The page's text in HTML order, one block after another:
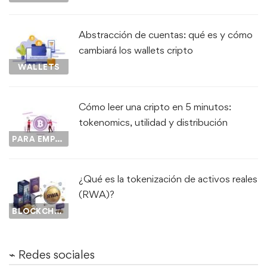
WALLETS
Abstracción de cuentas: qué es y cómo
cambiará los wallets cripto
PARA EMPEZAR...
Cómo leer una cripto en 5 minutos:
tokenomics, utilidad y distribución
BLOCKCHAIN
¿Qué es la tokenización de activos reales
(RWA)?
⌁ Redes sociales